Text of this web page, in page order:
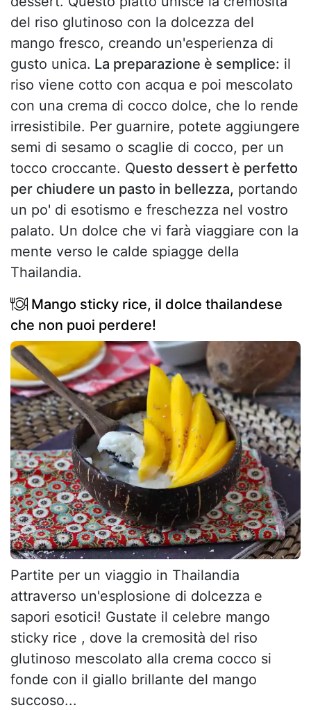
del riso glutinoso con la dolcezza del
mango fresco, creando un'esperienza di
gusto unica. La preparazione è semplice: il
riso viene cotto con acqua e poi mescolato
con una crema di cocco dolce, che lo rende
irresistibile. Per guarnire, potete aggiungere
semi di sesamo o scaglie di cocco, per un
tocco croccante. Questo dessert è perfetto
per chiudere un pasto in bellezza, portando
un po' di esotismo e freschezza nel vostro
palato. Un dolce che vi farà viaggiare con la
mente verso le calde spiagge della
Thailandia.
Mango sticky rice, il dolce thailandese
che non puoi perdere!
Partite per un viaggio in Thailandia
attraverso un'esplosione di dolcezza e
sapori esotici! Gustate il celebre mango
sticky rice , dove la cremosità del riso
glutinoso mescolato alla crema cocco si
fonde con il giallo brillante del mango
succoso...